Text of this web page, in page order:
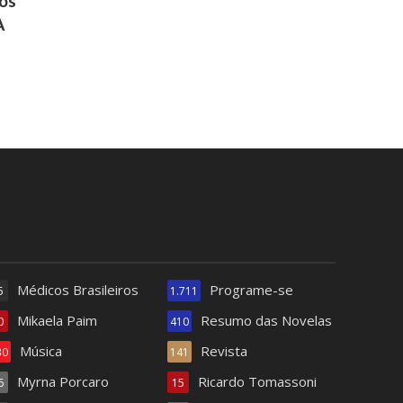
Médicos Brasileiros
Mikaela Paim
Música
Myrna Porcaro
Programe-se
1.711
Resumo das Novelas
410
Revista
141
Ricardo Tomassoni
15